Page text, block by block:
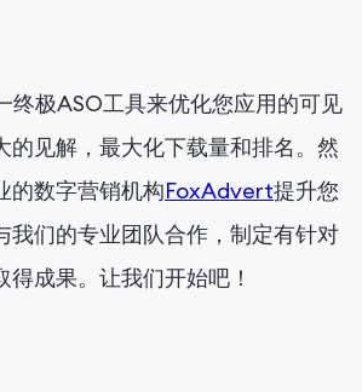
终极ASO工具来优化您应用的可见
的见解，最大化下载量和排名。然
的数字营销机构FoxAdvert提升您
我们的专业团队合作，制定有针对
成果。让我们开始吧！